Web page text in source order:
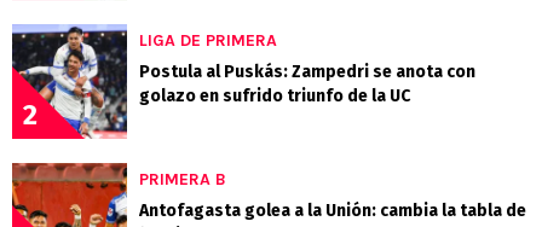
2
LIGA DE PRIMERA
Postula al Puskás: Zampedri se anota con
golazo en sufrido triunfo de la UC
PRIMERA B
Antofagasta golea a la Unión: cambia la tabla de